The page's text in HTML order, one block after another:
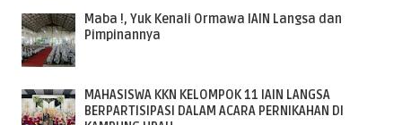
Maba !, Yuk Kenali Ormawa IAIN Langsa dan
Pimpinannya
MAHASISWA KKN KELOMPOK 11 IAIN LANGSA
BERPARTISIPASI DALAM ACARA PERNIKAHAN DI